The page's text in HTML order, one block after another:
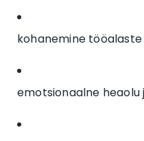
kohanemine
emotsionaalne heaolu